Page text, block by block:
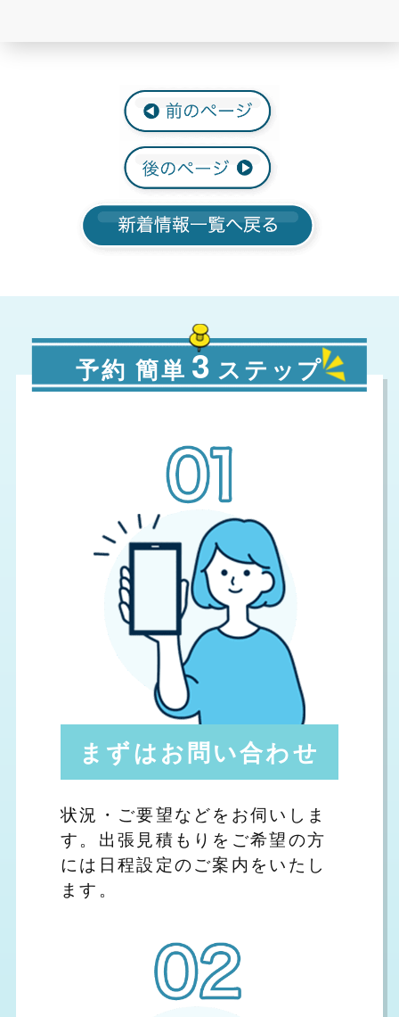
予約 簡単 3 ステップ
まずはお問い合わせ
状況・ご要望などをお伺いしま
す。出張見積もりをご希望の方
には日程設定のご案内をいたし
ます。